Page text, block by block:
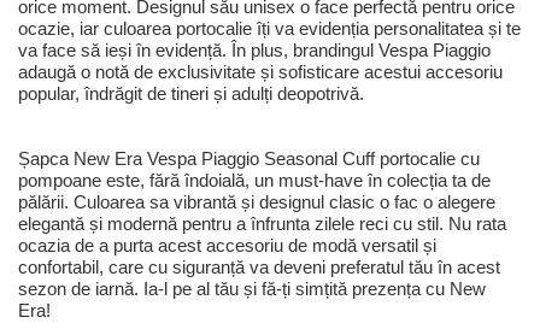
orice moment. Designul său unisex o face perfectă pentru orice
ocazie, iar culoarea portocalie îți va evidenția personalitatea și te
va face să ieși în evidență. În plus, brandingul Vespa Piaggio
adaugă o notă de exclusivitate și sofisticare acestui accesoriu
popular, îndrăgit de tineri și adulți deopotrivă.
Șapca New Era Vespa Piaggio Seasonal Cuff portocalie cu
pompoane este, fără îndoială, un must-have în colecția ta de
pălării. Culoarea sa vibrantă și designul clasic o fac o alegere
elegantă și modernă pentru a înfrunta zilele reci cu stil. Nu rata
ocazia de a purta acest accesoriu de modă versatil și
confortabil, care cu siguranță va deveni preferatul tău în acest
sezon de iarnă. Ia-l pe al tău și fă-ți simțită prezența cu New
Era!